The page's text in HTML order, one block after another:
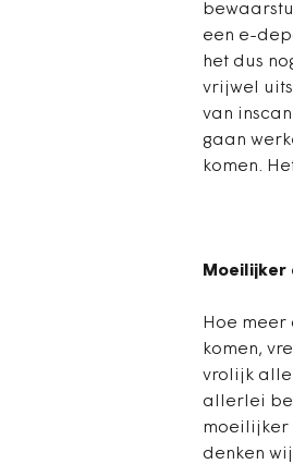
een e-
het dus
vrijwel
van
gaan
komen.
Moeilijker
Hoe
komen,
vrolijk
allerlei
moeilijker
denken